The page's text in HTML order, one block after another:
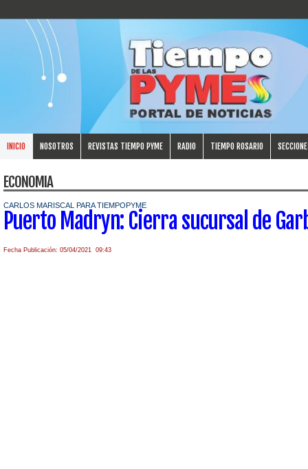
INICIO NOSOTROS REVISTAS TIEMPO PYME RADIO TIEMPO ROSARIO
ECONOMIA
CARLOS MARISCAL PARA TIEMPOPYME
Puerto Madryn: Cierra sucursal de
Fecha Publicación: 05/04/2021 09:43